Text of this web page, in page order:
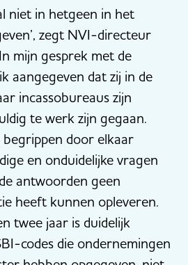
niet in hetgeen in het
zegt NVI-directeur
mijn gesprek met de
aangegeven dat zij in de
incassobureaus zijn
te werk zijn gegaan.
door elkaar
en onduidelijke vragen
antwoorden geen
heeft kunnen opleveren.
twee jaar is duidelijk
codes die ondernemingen